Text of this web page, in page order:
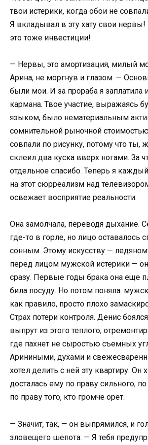
твои истерики, когда обои не
Я вкладывал в эту хату свои
это тоже инвестиции!
— Нервы, это амортизация, милый
Арина, не моргнув и глазом. —
были мои. И за прораба я заплатила
кармана. Твое участие, выражаясь
языком, было нематериальным
сомнительной рыночной
совпали по рисунку, потому что ты,
склеил два куска вверх ногами. За
отдельное спасибо. Теперь я
на этот сюрреализм над
освежает восприятие реальности.
Она замолчала, переводя дыхание.
где-то в горле, но лицо оставалось
сонным. Этому искусству —
перед лицом мужской истерики —
сразу. Первые годы брака она еще
била посуду. Но потом поняла:
как правило, просто плохо
Страх потери контроля. Денис
выпрут из этого теплого,
где пахнет не сыростью съемных
Ариниными, духами и
хотел делить с ней эту квартиру. Он
досталась ему по праву сильного,
по праву того, кто громче орет.
— Значит, так, — он выпрямился, и
зловещего шепота. — Я тебя